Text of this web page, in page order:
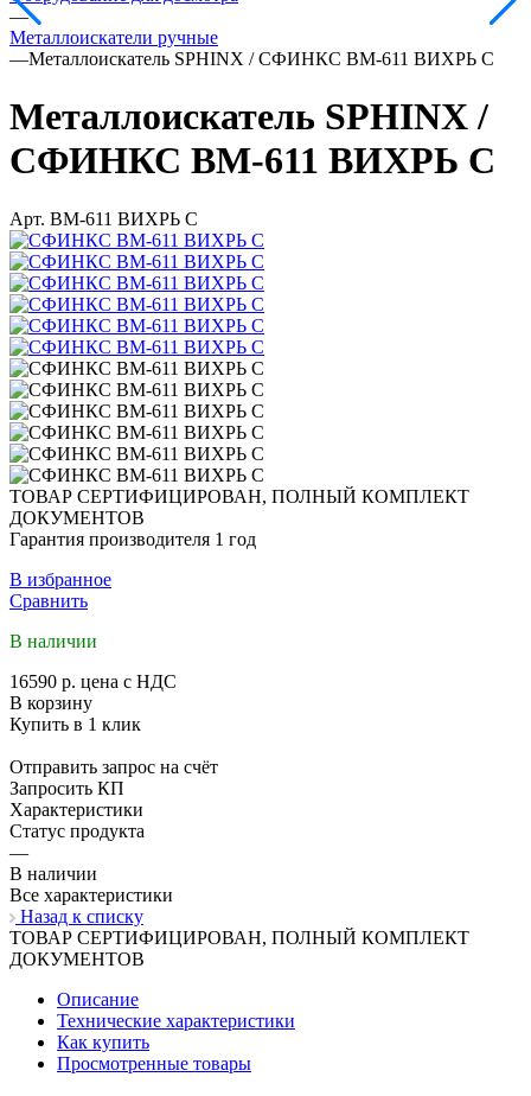
—
Металлоискатели ручные
—Металлоискатель SPHINX / СФИНКС ВМ-611 ВИХРЬ С
Металлоискатель SPHINX /
СФИНКС ВМ-611 ВИХРЬ С
Арт. ВМ-611 ВИХРЬ С
ТОВАР СЕРТИФИЦИРОВАН, ПОЛНЫЙ КОМПЛЕКТ
ДОКУМЕНТОВ
Гарантия производителя 1 год
В избранное
Сравнить
В наличии
16590 р. цена с НДС
В корзину
Купить в 1 клик
Отправить запрос на счёт
Запросить КП
Характеристики
Статус продукта
—
В наличии
Все характеристики
Назад к списку
ТОВАР СЕРТИФИЦИРОВАН, ПОЛНЫЙ КОМПЛЕКТ
ДОКУМЕНТОВ
Описание
Технические характеристики
Как купить
Просмотренные товары